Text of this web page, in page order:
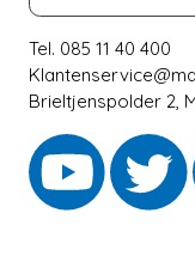
Tel. 085 11 40 400
Brieltjenspolder 2,